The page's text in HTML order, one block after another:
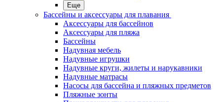
Еще
Бассейны и аксессуары для плавания
Аксессуары для бассейнов
Аксессуары для пляжа
Бассейны
Надувная мебель
Надувные игрушки
Надувные круги, жилеты и нарукавники
Надувные матрасы
Насосы для бассейна и пляжных предметов
Пляжные зонты